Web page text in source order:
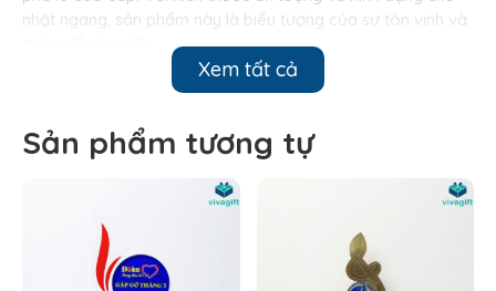
nhật ngang, sản phẩm này là biểu tượng của sự tôn vinh và
Xem tất cả
Sản phẩm tương tự